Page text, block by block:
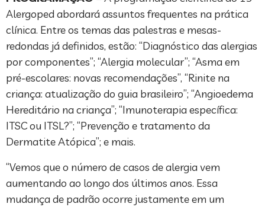
Alergoped abordará assuntos frequentes na prática
clínica. Entre os temas das palestras e mesas-
redondas já definidos, estão: “Diagnóstico das alergias
por componentes”; “Alergia molecular”; “Asma em
pré-escolares: novas recomendações”, “Rinite na
criança: atualização do guia brasileiro”; “Angioedema
Hereditário na criança”; “Imunoterapia específica:
ITSC ou ITSL?”; “Prevenção e tratamento da
Dermatite Atópica”; e mais.
“Vemos que o número de casos de alergia vem
aumentando ao longo dos últimos anos. Essa
mudança de padrão ocorre justamente em um